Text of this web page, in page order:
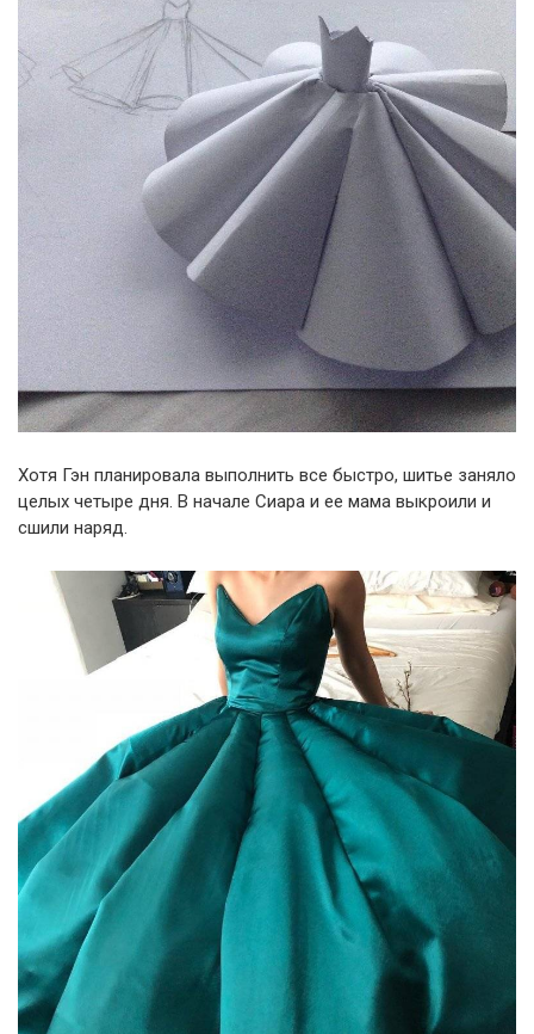
Хотя Гэн планировала выполнить все быстро, шитье заняло
целых четыре дня. В начале Сиара и ее мама выкроили и
сшили наряд.